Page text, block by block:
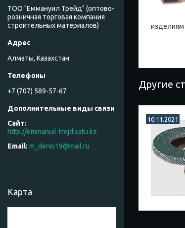
изделиям
Другие
10.11.2021
ТОО "Еммануил Трейд" (оптово-
розничная торговая компания
строительных материалов)
Алматы, Казахстан
+7 (707) 589-57-67
http://emmanuil-trejd.satu.kz
m_denis19@mail.ru
Карта